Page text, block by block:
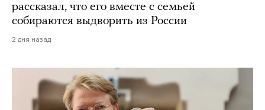
рассказал, что его вместе с семьей
собираются выдворить из России
2 дня назад